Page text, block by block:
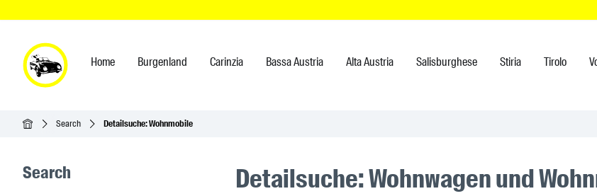
Home Burgenland Carinzia Bassa Austria Alta Austria Salisburghese Stiria Tirolo
Home Search Detailsuche: Wohnmobile
Seitenleisten-Navigation
Search Detailsuche: Wohnwagen und